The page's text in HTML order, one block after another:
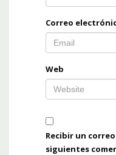
Correo
Web
Recibir un
siguientes